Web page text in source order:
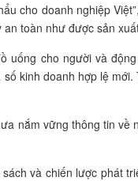
cho doanh nghiệp
toàn như được sản
cho người và
kinh doanh hợp lệ
nắm vững thông tin
và chiến lược phát